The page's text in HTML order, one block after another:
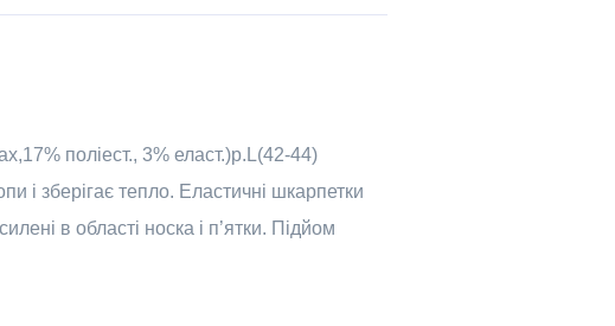
поліест., 3% еласт.)р.L(42-44)
і зберігає тепло. Еластичні шкарпетки
в області носка і п’ятки. Підйом